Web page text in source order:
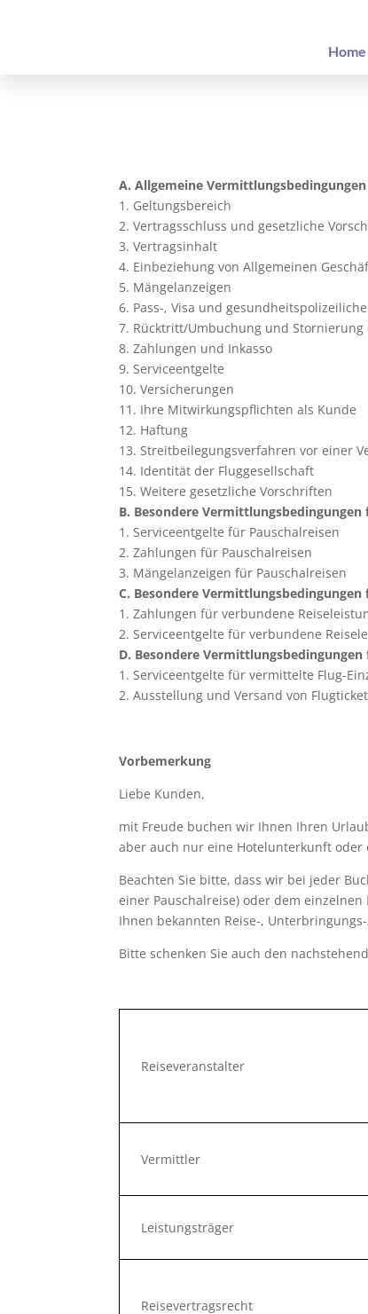
Home
A. Allgemeine Vermittlungsbedingungen
1. Geltungsbereich
2. Vertragsschluss und gesetzliche
3. Vertragsinhalt
4. Einbeziehung von Allgemeinen
5. Mängelanzeigen
6. Pass-, Visa und
7. Rücktritt/Umbuchung und Stornierung
8. Zahlungen und Inkasso
9. Serviceentgelte
10. Versicherungen
11. Ihre Mitwirkungspflichten als Kunde
12. Haftung
13. Streitbeilegungsverfahren vor einer
14. Identität der Fluggesellschaft
15. Weitere gesetzliche Vorschriften
B. Besondere Vermittlungsbedingungen
1. Serviceentgelte für Pauschalreisen
2. Zahlungen für Pauschalreisen
3. Mängelanzeigen für Pauschalreisen
C. Besondere
1. Zahlungen für verbundene
2. Serviceentgelte für verbundene
D. Besondere
1. Serviceentgelte für vermittelte Flug-
2. Ausstellung und Versand von
Vorbemerkung
Liebe Kunden,
mit Freude buchen wir Ihnen Ihren
aber auch nur eine Hotelunterkunft
Beachten Sie bitte, dass wir bei jeder
einer Pauschalreise) oder dem
Ihnen bekannten Reise-,
Bitte schenken Sie auch den
Reiseveranstalter
Vermittler
Leistungsträger
Reisevertragsrecht